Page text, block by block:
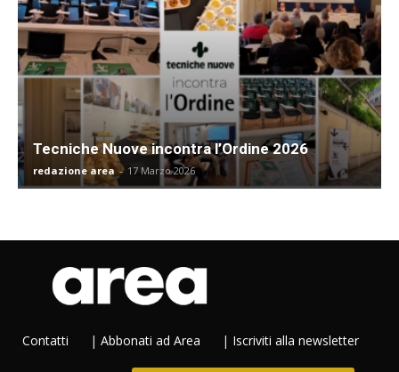
Tecniche Nuove incontra l’Ordine 2026
redazione area - 17 Marzo 2026
Contatti | Abbonati ad Area | Iscriviti alla newsletter